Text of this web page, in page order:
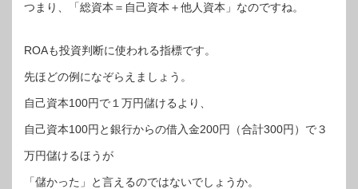
つまり、「総資本＝自己資本＋他人資本」なのですね。
ROAも投資判断に使われる指標です。
先ほどの例になぞらえましょう。
自己資本100円で１万円儲けるより、
自己資本100円と銀行からの借入金200円（合計300円）で３
万円儲けるほうが
「儲かった」と言えるのではないでしょうか。